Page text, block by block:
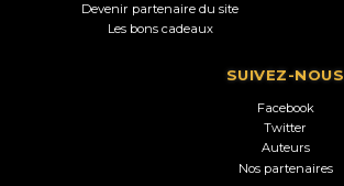
Devenir partenaire du site
Les bons cadeaux
SUIVEZ-NOUS
Facebook
Twitter
Auteurs
Nos partenaires